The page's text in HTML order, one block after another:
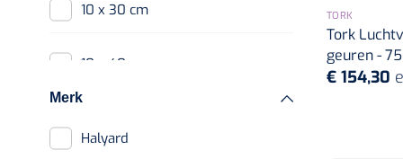
10 x 30 cm
10 x 40 cm
Merk
Halyard
TORK
Tork
geuren -
€ 154,30